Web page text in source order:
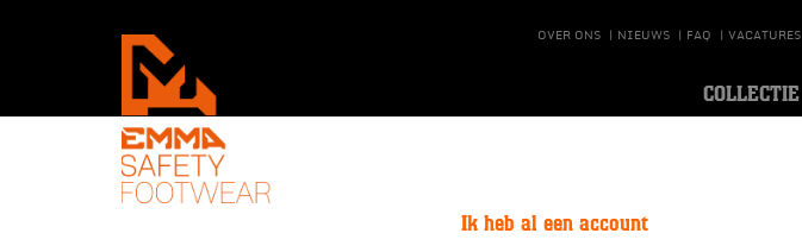
OVER ONS | NIEUWS | FAQ | VACATURES
COLLECTIE
Ik heb al een account